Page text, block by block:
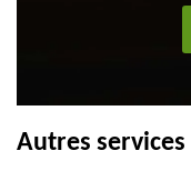
Autres services